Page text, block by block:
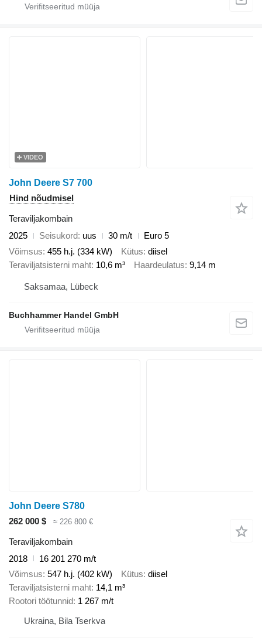
VIDEO
John Deere S7 700
Hind nõudmisel
Teraviljakombain
2025
Seisukord uus 30 m/t
Euro 5
Võimsus 455 h.j. (334 kW) Kütus diisel
Teraviljatsisterni maht 10,6 m³ Haardeulatus 9,14 m
Saksamaa, Lübeck
Buchhammer Handel GmbH
John Deere S780
262 000 $
≈ 226 800 €
Teraviljakombain
2018
16 201 270 m/t
Võimsus 547 h.j. (402 kW) Kütus diisel
Teraviljatsisterni maht 14,1 m³
Rootori töötunnid 1 267 m/t
Ukraina, Bila Tserkva